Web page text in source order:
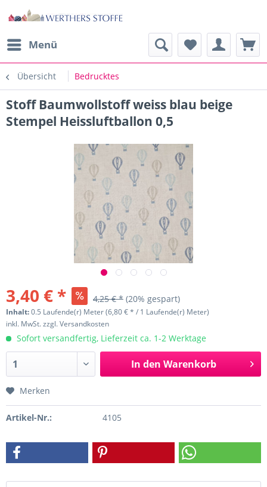
Menü
Übersicht Bedrucktes
Stoff Baumwollstoff weiss blau beige
Stempel Heissluftballon 0,5
3,40 € * 4,25 € * (20% gespart)
Inhalt:0.5 Laufende(r) Meter (6,80 € * / 1 Laufende(r) Meter)
inkl. MwSt.zzgl. Versandkosten
Sofort versandfertig, Lieferzeit ca. 1-2 Werktage
In den Warenkorb
Merken
Artikel-Nr.: 4105